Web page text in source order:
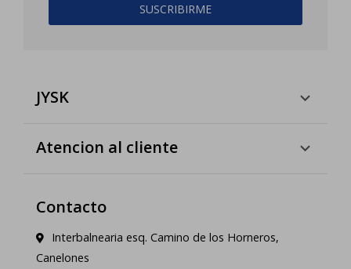
SUSCRIBIRME
JYSK
Atencion al cliente
Contacto
Interbalnearia esq. Camino de los Horneros,
Canelones